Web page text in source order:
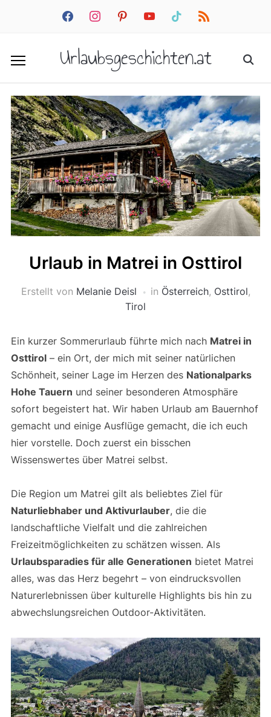
facebookinstagrampinterestyoutube tiktok rss
Urlaubsgeschichten.at
Urlaub in Matrei in Osttirol
Erstellt von Melanie Deisl in Österreich, Osttirol,
Tirol
Ein kurzer Sommerurlaub führte mich nach Matrei in
Osttirol– ein Ort, der mich mit seiner natürlichen
Schönheit, seiner Lage im Herzen des Nationalparks
Hohe Tauern und seiner besonderen Atmosphäre
sofort begeistert hat. Wir haben Urlaub am Bauernhof
gemacht und einige Ausflüge gemacht, die ich euch
hier vorstelle. Doch zuerst ein bisschen
Wissenswertes über Matrei selbst.
Die Region um Matrei gilt als beliebtes Ziel für
Naturliebhaber und Aktivurlauber, die die
landschaftliche Vielfalt und die zahlreichen
Freizeitmöglichkeiten zu schätzen wissen. Als
Urlaubsparadies für alle Generationen bietet Matrei
alles, was das Herz begehrt – von eindrucksvollen
Naturerlebnissen über kulturelle Highlights bis hin zu
abwechslungsreichen Outdoor-Aktivitäten.